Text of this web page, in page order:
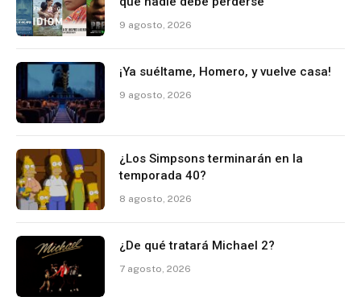
9 agosto, 2026
¡Ya suéltame, Homero, y vuelve casa!
9 agosto, 2026
¿Los Simpsons terminarán en la
temporada 40?
8 agosto, 2026
¿De qué tratará Michael 2?
7 agosto, 2026